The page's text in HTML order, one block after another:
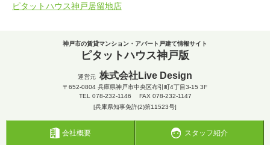
ピタットハウス神戸居留地店
神戸市の賃貸マンション・アパート戸建て情報サイト
ピタットハウス神戸版
運営元 株式会社Live Design
〒652-0804 兵庫県神戸市中央区布引町4丁目3-15 3F
TEL 078-232-1146
FAX 078-232-1147
[兵庫県知事免許(2)第11523号]
会社概要 スタッフ紹介